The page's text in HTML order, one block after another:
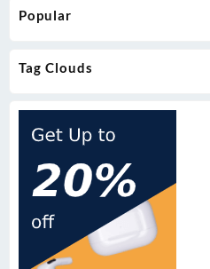
Popular
Tag Clouds